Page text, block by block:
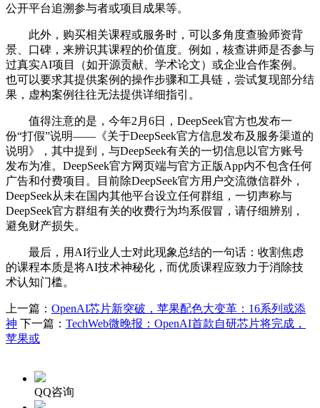
公开平台追溯参与者或项目成果等。
此外，购买相关课程或服务时，可以多角度查验师资背
景、口碑，来辨识其课程的价值度。例如，核查讲师是否参与
过真实AI项目（如开源贡献、学术论文）或企业合作案例。
也可以要求其提供案例的操作步骤和工具链，尝试复现部分结
果，虚构案例往往无法提供详细指引。
值得注意的是，今年2月6日，DeepSeek官方也发布一
份“打假”说明——《关于DeepSeek官方信息发布及服务渠道的
说明》，其中提到，与DeepSeek有关的一切信息以官方账号
发布为准。DeepSeek官方网页端与官方正版App内不包含任何
广告和付费项目。目前除DeepSeek官方用户交流微信群外，
DeepSeek从未在国内其他平台设立任何群组，一切声称与
DeepSeek官方群组有关的收费行为均系假冒，请仔细辨别，
避免财产损失。
最后，用AI行业人士对此现象总结的一句话：收割焦虑
的课程本质是将AI技术神秘化，而优质课程应致力于消除技
术认知门槛。
上一篇： OpenAI芯片新突破，苹果配色大变革：16系列或添
神 下一篇： TechWeb微晚报：OpenAI首款自研芯片将完成，
苹果或
QQ咨询